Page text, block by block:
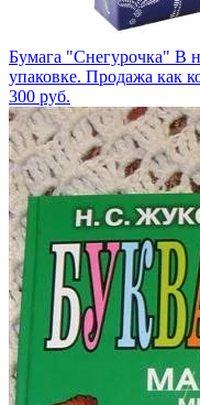
Бумага "Снегурочка" В
упаковке. Продажа как
300 руб.